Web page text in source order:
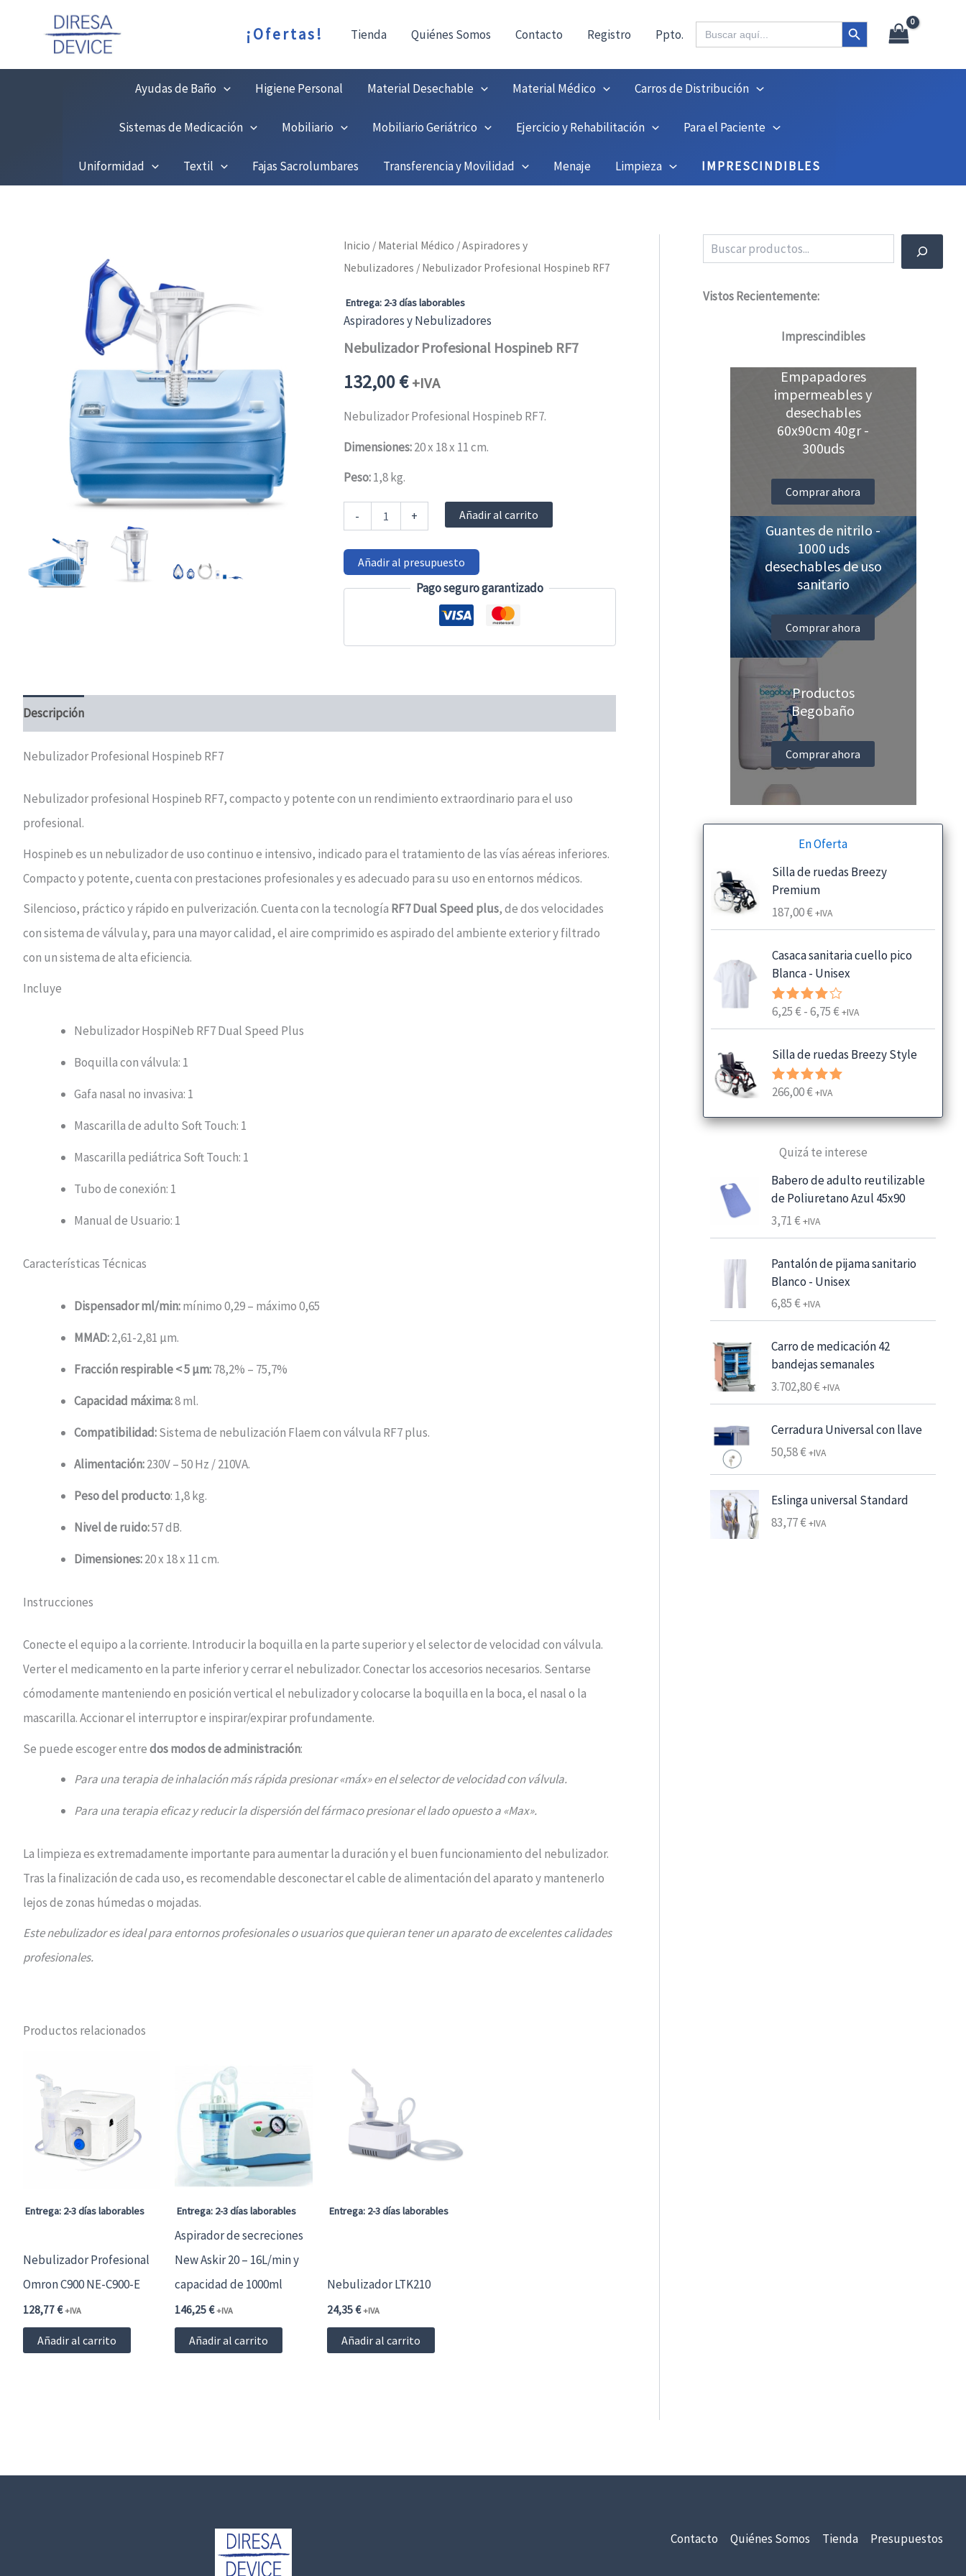
¡Ofertas! Tienda Quiénes Somos Contacto Registro Ppto.
Buscar: Botón de búsqueda
Ayudas de Baño Higiene Personal Material Desechable Material Médico Carros de Distribución
Sistemas de Medicación Mobiliario Mobiliario Geriátrico Ejercicio y Rehabilitación Para el Paciente
Uniformidad Textil Fajas Sacrolumbares Transferencia y Movilidad Menaje Limpieza IMPRESCINDIBLES
Inicio / Material Médico /Aspiradores y
Nebulizadores / Nebulizador Profesional Hospineb RF7
Entrega: 2-3 días laborables
Aspiradores y Nebulizadores
Nebulizador Profesional Hospineb RF7
132,00€ +IVA
Nebulizador Profesional Hospineb RF7.
Dimensiones:20 x 18 x 11 cm.
Peso:1,8 kg.
-
Profesional
RF7
cantidad
+ Añadir al carrito
Añadir al presupuesto
Pago seguro garantizado
Descripción
Nebulizador Profesional Hospineb RF7
Nebulizador profesional Hospineb RF7, compacto y potente con un rendimiento extraordinario para el uso
profesional.
Hospineb es un nebulizador de uso continuo e intensivo, indicado para el tratamiento de las vías aéreas inferiores.
Compacto y potente, cuenta con prestaciones profesionales y es adecuado para su uso en entornos médicos.
Silencioso, práctico y rápido en pulverización. Cuenta con la tecnología RF7 Dual Speed plus, de dos velocidades
con sistema de válvula y, para una mayor calidad, el aire comprimido es aspirado del ambiente exterior y filtrado
con un sistema de alta eficiencia.
Incluye
Nebulizador HospiNeb RF7 Dual Speed Plus
Boquilla con válvula: 1
Gafa nasal no invasiva: 1
Mascarilla de adulto Soft Touch: 1
Mascarilla pediátrica Soft Touch: 1
Tubo de conexión: 1
Manual de Usuario: 1
Características Técnicas
Dispensador ml/min:mínimo 0,29 – máximo 0,65
MMAD:2,61-2,81 μm.
Fracción respirable < 5 μm:78,2% – 75,7%
Capacidad máxima:8 ml.
Compatibilidad:Sistema de nebulización Flaem con válvula RF7 plus.
Alimentación:230V – 50 Hz / 210VA.
Peso del producto: 1,8 kg.
Nivel de ruido:57 dB.
Dimensiones:20 x 18 x 11 cm.
Instrucciones
Conecte el equipo a la corriente. Introducir la boquilla en la parte superior y el selector de velocidad con válvula.
Verter el medicamento en la parte inferior y cerrar el nebulizador. Conectar los accesorios necesarios. Sentarse
cómodamente manteniendo en posición vertical el nebulizador y colocarse la boquilla en la boca, el nasal o la
mascarilla. Accionar el interruptor e inspirar/expirar profundamente.
Se puede escoger entredos modos de administración:
Para una terapia de inhalación más rápida presionar «máx» en el selector de velocidad con válvula.
Para una terapia eficaz y reducir la dispersión del fármaco presionar el lado opuesto a «Max».
La limpieza es extremadamente importante para aumentar la duración y el buen funcionamiento del nebulizador.
Tras la finalización de cada uso, es recomendable desconectar el cable de alimentación del aparato y mantenerlo
lejos de zonas húmedas o mojadas.
Este nebulizador es ideal para entornos profesionales o usuarios que quieran tener un aparato de excelentes calidades
profesionales.
Productos relacionados
Entrega: 2-3 días laborables
Nebulizador Profesional
Omron C900 NE-C900-E
128,77€ +IVA
Añadir al carrito
Entrega: 2-3 días laborables
Aspirador de secreciones
New Askir 20 – 16L/min y
capacidad de 1000ml
146,25€ +IVA
Añadir al carrito
Entrega: 2-3 días laborables
Nebulizador LTK210
24,35€ +IVA
Añadir al carrito
Vistos Recientemente:
Imprescindibles
Empapadores
impermeables y
desechables
60x90cm 40gr -
300uds
Comprar ahora
Guantes de nitrilo -
1000 uds
desechables de uso
sanitario
Comprar ahora
Productos
Begobaño
Comprar ahora
En Oferta
Silla de ruedas Breezy
Premium
187,00€+IVA
Casaca sanitaria cuello pico
Blanca - Unisex
Valorado
6,25€-6,75€R
a
g
o
e
r
c
i
s
:
d
e
6
,
2
5
7
,
+IVA
Silla de ruedas Breezy Style
Valorado
de 5
266,00€+IVA
Quizá te interese
Babero de adulto reutilizable
de Poliuretano Azul 45x90
3,71€+IVA
Pantalón de pijama sanitario
Blanco - Unisex
6,85€+IVA
Carro de medicación 42
bandejas semanales
3.702,80€+IVA
Cerradura Universal con llave
50,58€+IVA
Eslinga universal Standard
83,77€+IVA
Contacto Quiénes Somos Tienda Presupuestos